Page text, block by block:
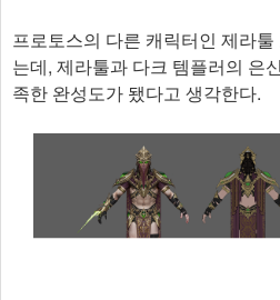
프로토스의 다른 캐릭터인 제라
는데, 제라툴과 다크 템플러의 은
족한 완성도가 됐다고 생각한다.